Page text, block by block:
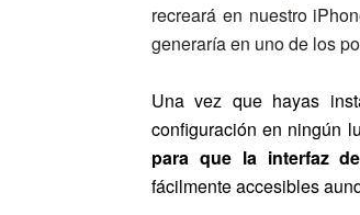
recreará en nuestro
generaría en uno de los
Una vez que hayas
configuración en ningún
para que la interfaz
fácilmente accesibles